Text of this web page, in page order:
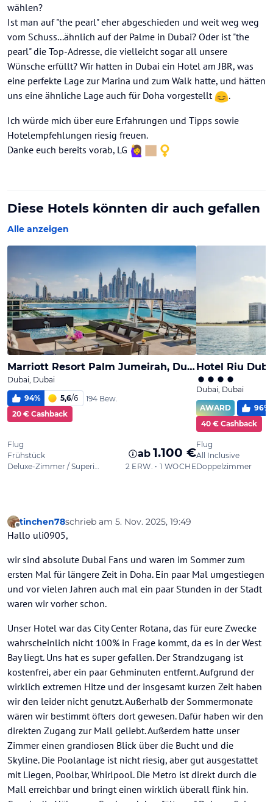
wählen?
Ist man auf "the pearl" eher abgeschieden und weit weg weg
vom Schuss...ähnlich auf der Palme in Dubai? Oder ist "the
pearl" die Top-Adresse, die vielleicht sogar all unsere
Wünsche erfüllt? Wir hatten in Dubai ein Hotel am JBR, was
eine perfekte Lage zur Marina und zum Walk hatte, und hätten
uns eine ähnliche Lage auch für Doha vorgestellt
.
Ich würde mich über eure Erfahrungen und Tipps sowie
Hotelempfehlungen riesig freuen.
Danke euch bereits vorab, LG
Offline
tinchen78schrieb am 5. Nov. 2025, 19:49
zuletzt editiert von
Hallo uli0905,
wir sind absolute Dubai Fans und waren im Sommer zum
ersten Mal für längere Zeit in Doha. Ein paar Mal umgestiegen
und vor vielen Jahren auch mal ein paar Stunden in der Stadt
waren wir vorher schon.
Unser Hotel war das City Center Rotana, das für eure Zwecke
wahrscheinlich nicht 100% in Frage kommt, da es in der West
Bay liegt. Uns hat es super gefallen. Der Strandzugang ist
kostenfrei, aber ein paar Gehminuten entfernt. Aufgrund der
wirklich extremen Hitze und der insgesamt kurzen Zeit haben
wir den leider nicht genutzt. Außerhalb der Sommermonate
wären wir bestimmt öfters dort gewesen. Dafür haben wir den
direkten Zugang zur Mall geliebt. Außerdem hatte unser
Zimmer einen grandiosen Blick über die Bucht und die
Skyline. Die Poolanlage ist nicht riesig, aber gut ausgestattet
mit Liegen, Poolbar, Whirlpool. Die Metro ist direkt durch die
Mall erreichbar und bringt einen wirklich überall flink hin.